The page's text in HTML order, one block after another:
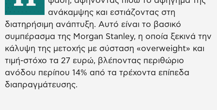
ανάκαμψης και εστιάζοντας στη
διατηρήσιμη ανάπτυξη. Αυτό είναι το βασικό
συμπέρασμα της Morgan Stanley, η οποία ξεκινά την
κάλυψη της μετοχής με σύσταση «overweight» και
τιμή-στόχο τα 27 ευρώ, βλέποντας περιθώριο
ανόδου περίπου 14% από τα τρέχοντα επίπεδα
διαπραγμάτευσης.